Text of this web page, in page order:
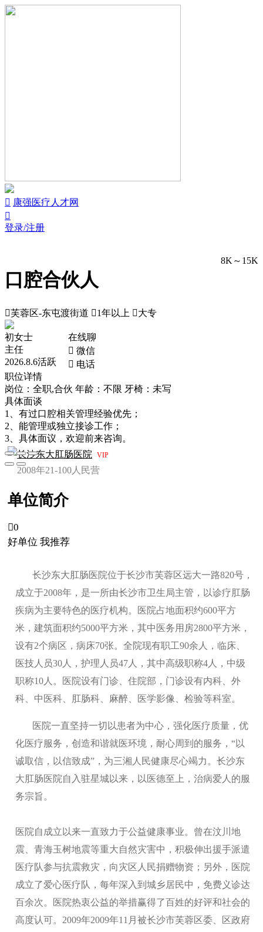
 康强医疗人才网

登录/注册
口腔合伙人
8K～15K
芙蓉区-东屯渡街道 1年以上 大专
初女士
主任
2026.8.6活跃
在线聊
 微信
 电话
职位详情
岗位：全职,合伙 年龄：不限 牙椅：未写
具体面谈
1、有过口腔相关管理经验优先；
2、能管理或独立接诊工作；
3、具体面议，欢迎前来咨询。
长沙东大肛肠医院
VIP
2008年21-100人 民营
单位简介
0
好单位 我推荐
长沙东大肛肠医院位于长沙市芙蓉区远大一路820号，
成立于2008年，是一所由长沙市卫生局主管，以诊疗肛肠
疾病为主要特色的医疗机构。医院占地面积约600平方
米，建筑面积约5000平方米，其中医务用房2800平方米，
设有2个病区，病床70张。全院现有职工90余人，临床、
医技人员30人，护理人员47人，其中高级职称4人，中级
职称10人。医院设有门诊、住院部，门诊设有内科、外
科、中医科、肛肠科、麻醉、医学影像、检验等科室。
医院一直坚持一切以患者为中心，强化医疗质量，优
化医疗服务，创造和谐就医环境，耐心周到的服务，“以
诚取信，以信致成”，为三湘人民健康尽心竭力。长沙东
大肛肠医院自入驻星城以来，以医德至上，治病爱人的服
务宗旨。
医院自成立以来一直致力于公益健康事业。曾在汶川地
震、青海玉树地震等重大自然灾害中，积极伸出援手派遣
医疗队参与抗震救灾，向灾区人民捐赠物资；另外，医院
成立了爱心医疗队，每年深入到城乡居民中，免费义诊达
百余次。医院热衷公益的举措赢得了百姓的好评和社会的
高度认可。2009年2009年11月被长沙市芙蓉区委、区政府